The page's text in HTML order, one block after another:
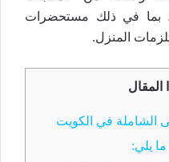
بما في ذلك مستحضرات
المنزل.
المقال
الشاملة في الكويت
يلي: